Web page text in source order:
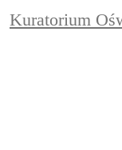
Kuratorium